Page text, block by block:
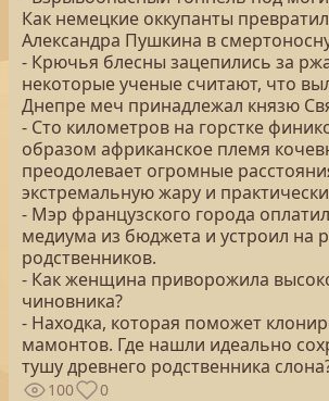
Как немецкие оккупанты
Александра Пушкина в
- Крючья блесны зацепились за
некоторые ученые считают, что
Днепре меч принадлежал князю
- Сто километров на горстке
образом африканское племя
преодолевает огромные
экстремальную жару и
- Мэр французского города
медиума из бюджета и устроил на
родственников.
- Как женщина приворожила
чиновника?
- Находка, которая поможет
мамонтов. Где нашли идеально
тушу древнего родственника
100 0